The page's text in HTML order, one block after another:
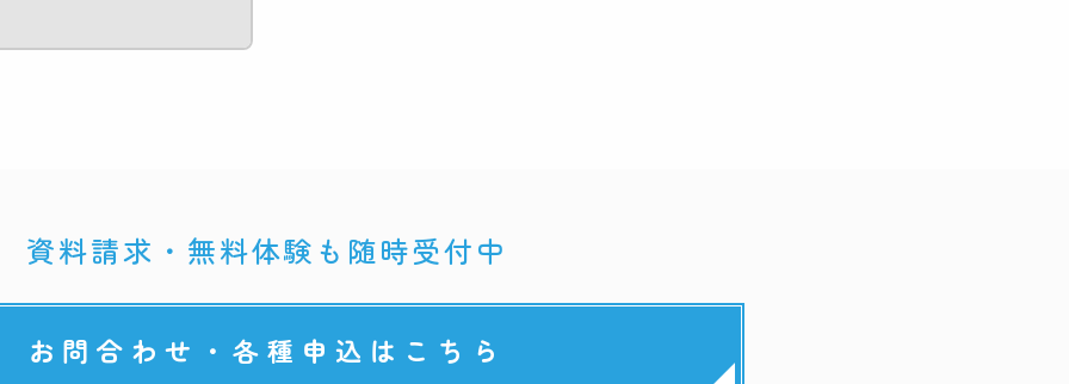
資料請求・無料体験も随時受付中
お問合わせ・各種申込はこちら